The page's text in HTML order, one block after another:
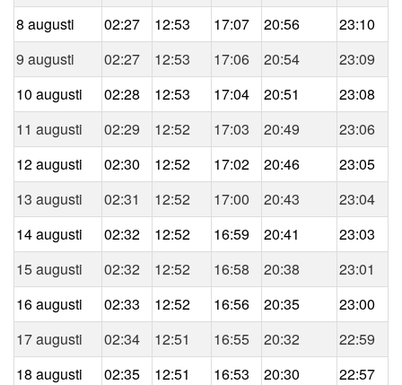
8 augusti
02:27 12:53 17:07 20:56
23:10
9 augusti
02:27 12:53 17:06 20:54
23:09
10 augusti
02:28 12:53 17:04 20:51
23:08
11 augusti
02:29 12:52 17:03 20:49
23:06
12 augusti
02:30 12:52 17:02 20:46
23:05
13 augusti
02:31 12:52 17:00 20:43
23:04
14 augusti
02:32 12:52 16:59 20:41
23:03
15 augusti
02:32 12:52 16:58 20:38
23:01
16 augusti
02:33 12:52 16:56 20:35
23:00
17 augusti
02:34 12:51 16:55 20:32
22:59
18 augusti
02:35 12:51 16:53 20:30
22:57